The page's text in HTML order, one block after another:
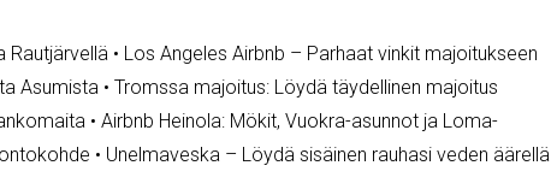
Rautjärvellä • Los Angeles Airbnb – Parhaat vinkit majoitukseen
Asumista • Tromssa majoitus: Löydä täydellinen majoitus
• Airbnb Heinola: Mökit, Vuokra-asunnot ja Loma-
• Unelmaveska – Löydä sisäinen rauhasi veden äärellä